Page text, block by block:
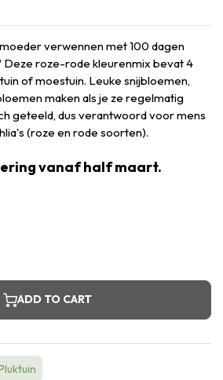
verwennen met 100 dagen
Deze roze-rode kleurenmix bevat 4
of moestuin. Leuke snijbloemen,
maken als je ze regelmatig
geteeld, dus verantwoord voor mens
(roze en rode soorten).
vanaf half maart.
ADD TO CART